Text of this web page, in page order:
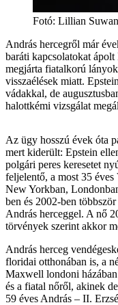
Fotó: Lillian
András hercegről már
baráti kapcsolatokat
megjárta fiatalkorú
visszaélések miatt.
vádakkal, de
halottkémi vizsgálat
Az ügy hosszú évek óta
mert kiderült: Epstein
polgári peres keresetet
feljelentő, a most 35
New Yorkban,
ben és 2002-ben
András herceggel. A nő
törvények szerint akkor
András herceg
floridai otthonában is, a
Maxwell londoni
és a fiatal nőről, akinek
59 éves András – II.